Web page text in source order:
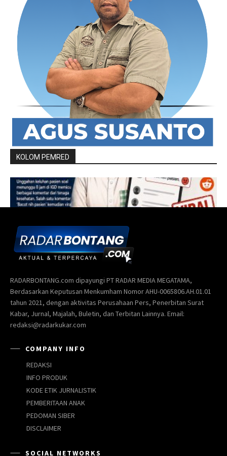
RADARBONTANG.com dipayungi PT RADAR MEDIA MEGATAMA,
Berdasarkan Keputusan Menkumham Nomor AHU-0065806.AH.01.01
tahun 2021, dengan aktivitas Perusahaan Pers, Penerbitan Surat
Kabar, Jurnal, Majalah, Buletin, dan Terbitan Lainnya. Email:
redaksi@radarkukar.com
COMPANY INFO
REDAKSI
INFO PRODUK
KODE ETIK JURNALISTIK
PEMBERITAAN ANAK
PEDOMAN SIBER
DISCLAIMER
SOCIAL NETWORKS